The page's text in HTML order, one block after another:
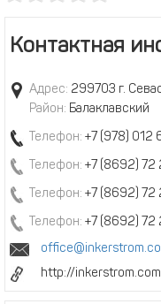
Контактная
Адрес: 299703 г.
Район: Балаклавский
Телефон: +7 (978) 012
Телефон: +7 (8692) 72
Телефон: +7 (8692) 72
Телефон: +7 (8692) 72
http://inkerstrom.com